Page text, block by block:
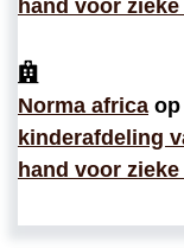
hand voor
Norma africa op
kinderafdeling
hand voor